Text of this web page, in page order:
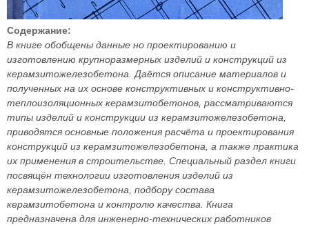
Содержание:
В книге обобщены данные но проектированию и
изготовлению крупноразмерных изделий и конструкций из
керамзитожелезобетона. Даётся описание материалов и
полученных на их основе конструктивных и конструктивно-
теплоизоляционных керамзитобетонов, рассматриваются
типы изделий и конструкции из керамзитожелезобетона,
приводятся основные положения расчёта и проектирования
конструкций из керамзитожелезобетона, а также практика
их применения в строительстве. Специальный раздел книги
посвящён технологии изготовления изделий из
керамзитожелезобетона, подбору состава
керамзитобетона и контролю качества. Книга
предназначена для инженерно-технических работников